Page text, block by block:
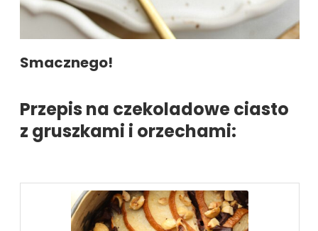
Smacznego!
Przepis na czekoladowe ciasto
z gruszkami i orzechami: